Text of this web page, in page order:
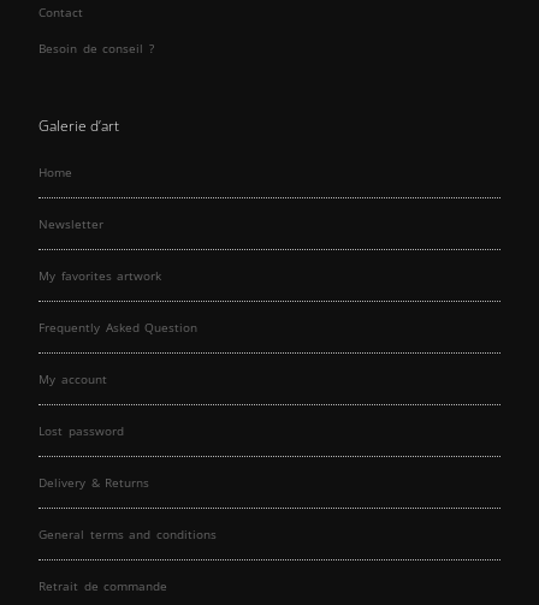
Contact
Besoin de conseil ?
Galerie d’art
Home
Newsletter
My favorites artwork
Frequently Asked Question
My account
Lost password
Delivery & Returns
General terms and conditions
Retrait de commande